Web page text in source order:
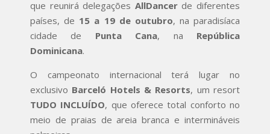
que reunirá delegações AllDancerde diferentes
países, de 15 a 19 de outubro, na paradisíaca
cidade de Punta Cana, na República
Dominicana.
O campeonato internacional terá lugar no
exclusivo Barceló Hotels & Resorts, um resort
TUDO INCLUÍDO, que oferece total conforto no
meio de praias de areia branca e intermináveis